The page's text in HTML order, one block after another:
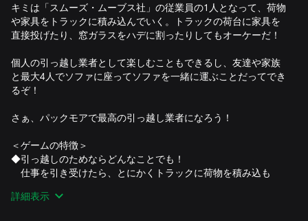
キミは「スムーズ・ムーブス社」の従業員の1人となって、荷物
や家具をトラックに積み込んでいく。トラックの荷台に家具を
直接投げたり、窓ガラスをハデに割ったりしてもオーケーだ！
個人の引っ越し業者として楽しむこともできるし、友達や家族
と最大4人でソファに座ってソファを一緒に運ぶことだってでき
るぞ！
さぁ、パックモアで最高の引っ越し業者になろう！
＜ゲームの特徴＞
◆引っ越しのためならどんなことでも！
仕事を引き受けたら、とにかくトラックに荷物を積み込も
2階から1階に家具を投げてもいいし、邪魔な窓は割ってもい
詳細表示